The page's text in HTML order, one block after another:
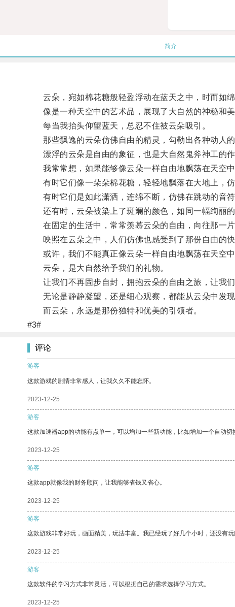
简介
云朵，宛如棉花糖般轻盈浮动在蓝天之中，时而如绵
像是一种天空中的艺术品，展现了大自然的神秘和美
每当我抬头仰望蓝天，总忍不住被云朵吸引。
那些飘逸的云朵仿佛自由的精灵，勾勒出各种动人的
漂浮的云朵是自由的象征，也是大自然鬼斧神工的作
我常常想，如果能够像云朵一样自由地飘荡在天空中
有时它们像一朵朵棉花糖，轻轻地飘落在大地上，仿
有时它们是如此潇洒，连绵不断，仿佛在跳动的音符
还有时，云朵被染上了斑斓的颜色，如同一幅绚丽的
在固定的生活中，常常羡慕云朵的自由，向往那一片
映照在云朵之中，人们仿佛也感受到了那份自由的快
或许，我们不能真正像云朵一样自由地飘荡在天空中
云朵，是大自然给予我们的礼物。
让我们不再固步自封，拥抱云朵的自由之旅，让我们
无论是静静凝望，还是细心观察，都能从云朵中发现
而云朵，永远是那份独特和优美的引领者。
#3#
评论
游客
这款游戏的剧情非常感人，让我久久不能忘怀。
2023-12-25
游客
这款加速器app的功能有点单一，可以增加一些新功能，比如增加一个自动切
2023-12-25
游客
这款app就像我的财务顾问，让我能够省钱又省心。
2023-12-25
游客
这款游戏非常好玩，画面精美，玩法丰富。我已经玩了好几个小时，还没有玩
2023-12-25
游客
这款软件的学习方式非常灵活，可以根据自己的需求选择学习方式。
2023-12-25